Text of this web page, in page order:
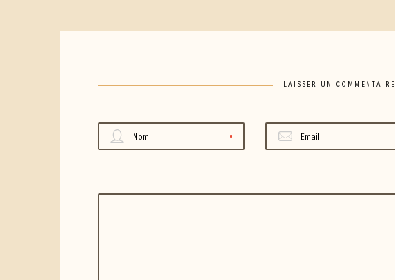
LAISSER UN COMMENTAIRE
Nom Email